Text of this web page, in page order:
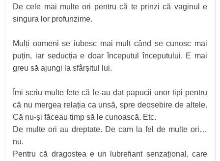
De cele mai multe ori pentru că te prinzi că vaginul e
singura lor profunzime.
Mulți oameni se iubesc mai mult când se cunosc mai
puțin, iar seducția e doar începutul începutului. E mai
greu să ajungi la sfârșitul lui.
Îmi scriu multe fete că le-au dat papucii unor tipi pentru
că nu mergea relația ca unsă, spre deosebire de altele.
Că nu-și făceau timp să le cunoască. Etc.
De multe ori au dreptate. De cam la fel de multe ori…
nu.
Pentru că dragostea e un lubrefiant senzațional, care